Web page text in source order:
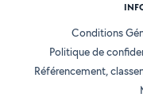
Conditions
Politique de
Référencement,